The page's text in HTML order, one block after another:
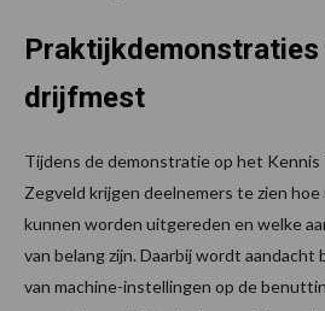
Praktijkdemonstraties
drijfmest
Tijdens de demonstratie op het
Zegveld krijgen deelnemers te zien
kunnen worden uitgereden en welke
van belang zijn. Daarbij wordt aandacht
van machine-instellingen op de